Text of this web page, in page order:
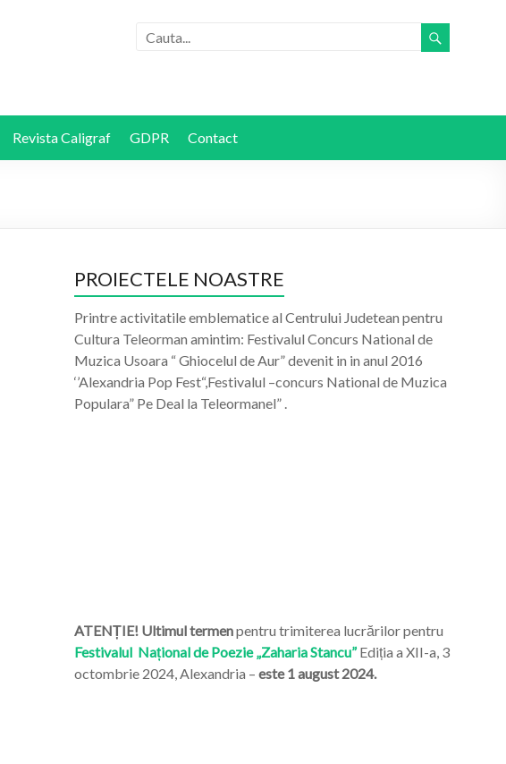
Revista Caligraf GDPR Contact
PROIECTELE NOASTRE
Printre activitatile emblematice al Centrului Judetean pentru
Cultura Teleorman amintim: Festivalul Concurs National de
Muzica Usoara “ Ghiocelul de Aur” devenit in in anul 2016
‘’Alexandria Pop Fest“,Festivalul –concurs National de Muzica
Populara” Pe Deal la Teleormanel” .
ATENȚIE! Ultimul termenpentru trimiterea lucrărilor pentru
Festivalul Național de Poezie „Zaharia Stancu” Ediția a XII-a, 3
octombrie 2024, Alexandria – este 1 august 2024.